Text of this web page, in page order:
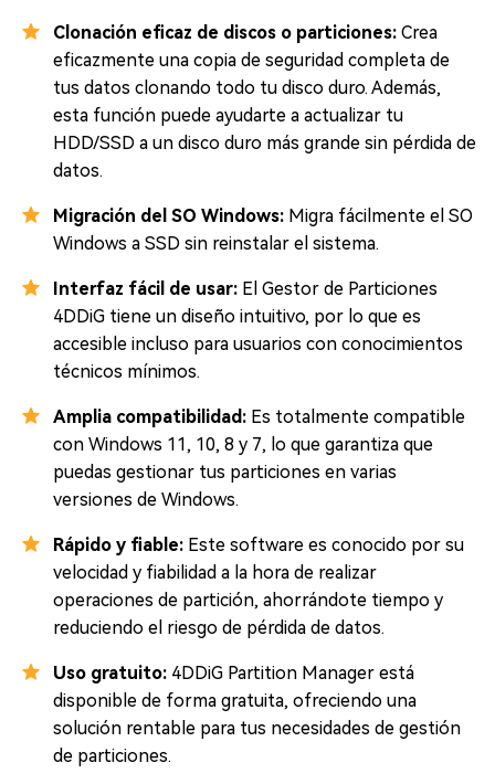
Clonación eficaz de discos o particiones: Crea
eficazmente una copia de seguridad completa de
tus datos clonando todo tu disco duro. Además,
esta función puede ayudarte a actualizar tu
HDD/SSD a un disco duro más grande sin pérdida de
datos.
Migración del SO Windows: Migra fácilmente el SO
Windows a SSD sin reinstalar el sistema.
Interfaz fácil de usar: El Gestor de Particiones
4DDiG tiene un diseño intuitivo, por lo que es
accesible incluso para usuarios con conocimientos
técnicos mínimos.
Amplia compatibilidad: Es totalmente compatible
con Windows 11, 10, 8 y 7, lo que garantiza que
puedas gestionar tus particiones en varias
versiones de Windows.
Rápido y fiable: Este software es conocido por su
velocidad y fiabilidad a la hora de realizar
operaciones de partición, ahorrándote tiempo y
reduciendo el riesgo de pérdida de datos.
Uso gratuito: 4DDiG Partition Manager está
disponible de forma gratuita, ofreciendo una
solución rentable para tus necesidades de gestión
de particiones.